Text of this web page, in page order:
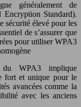
généralement de
Standard).
sécurité élevé pour les
de s’assurer que
pour utiliser WPA3
WPA3 implique
fort et unique pour le
avancées comme la
avec les anciens